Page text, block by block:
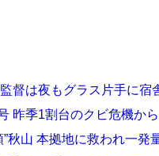
督は夜もグラス片手に宿
昨季1割台のクビ危機か
”秋山 本拠地に救われ一発